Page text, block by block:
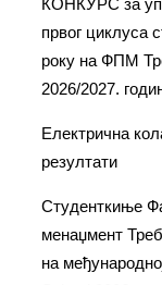
КОНКУРС за
првог циклуса
року на ФПМ
2026/2027.
Електрична
резултати
Студенткиње
менаџмент
на